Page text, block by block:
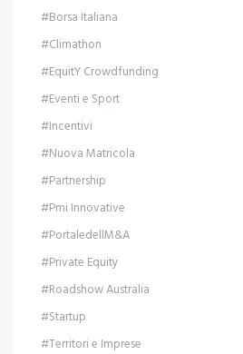
#Borsa Italiana
#Climathon
#EquitY Crowdfunding
#Eventi e Sport
#Incentivi
#Nuova Matricola
#Partnership
#Pmi Innovative
#PortaledellM&A
#Private Equity
#Roadshow Australia
#Startup
#Territori e Imprese